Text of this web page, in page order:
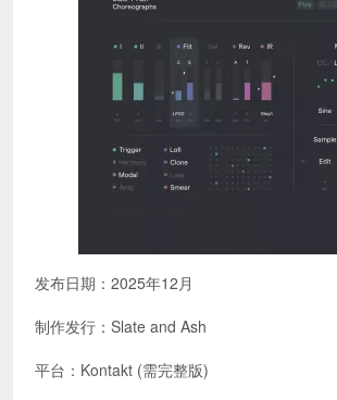
发布日期：2025年12月
制作发行：Slate and Ash
平台：Kontakt (需完整版)